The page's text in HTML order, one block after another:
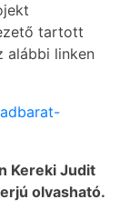
tartott
alábbi linken
Kereki Judit
olvasható.